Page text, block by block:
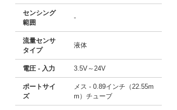
センシング
範囲
-
流量センサ
タイプ
液体
電圧 - 入力 3.5V～24V
ポートサイ
ズ
メス - 0.89インチ（22.55m
m）チューブ